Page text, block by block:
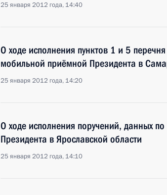
25 января 2012 года, 14:40
О ходе исполнения пунктов 1 и 5
мобильной приёмной Президента в
25 января 2012 года, 14:20
О ходе исполнения поручений, данных
Президента в Ярославской области
25 января 2012 года, 14:10